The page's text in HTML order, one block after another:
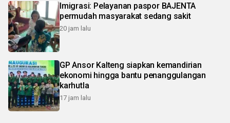
Imigrasi: Pelayanan paspor BAJENTA
permudah masyarakat sedang sakit
20 jam lalu
GP Ansor Kalteng siapkan kemandirian
ekonomi hingga bantu penanggulangan
karhutla
17 jam lalu